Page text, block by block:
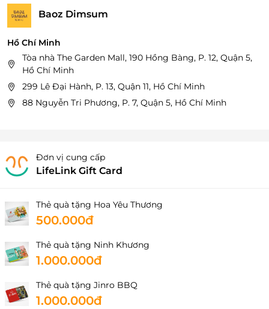
Baoz Dimsum
Hồ Chí Minh
Tòa nhà The Garden Mall, 190 Hồng Bàng, P. 12, Quận 5,
Hồ Chí Minh
299 Lê Đại Hành, P. 13, Quận 11, Hồ Chí Minh
88 Nguyễn Tri Phương, P. 7, Quận 5, Hồ Chí Minh
Đơn vị cung cấp
LifeLink Gift Card
Thẻ quà tặng Hoa Yêu Thương
500.000đ
Thẻ quà tặng Ninh Khương
1.000.000đ
Thẻ quà tặng Jinro BBQ
1.000.000đ